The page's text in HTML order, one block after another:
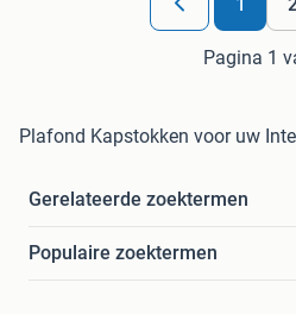
Pagina 1
Plafond Kapstokken voor uw
Gerelateerde zoektermen
Populaire zoektermen